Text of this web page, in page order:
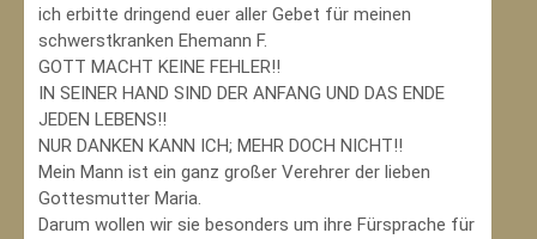
ich erbitte dringend euer aller Gebet für meinen
schwerstkranken Ehemann F.
GOTT MACHT KEINE FEHLER!!
IN SEINER HAND SIND DER ANFANG UND DAS ENDE
JEDEN LEBENS!!
NUR DANKEN KANN ICH; MEHR DOCH NICHT!!
Mein Mann ist ein ganz großer Verehrer der lieben
Gottesmutter Maria.
Darum wollen wir sie besonders um ihre Fürsprache für